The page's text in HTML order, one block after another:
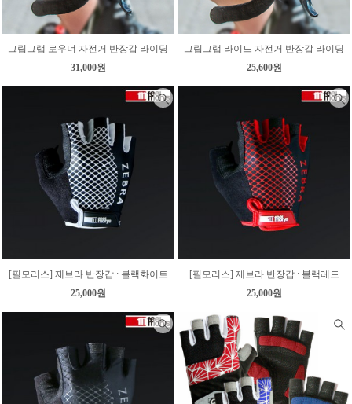
그립그랩 로우너 자전거 반장갑 라이딩
31,000원
그립그랩 라이드 자전거 반장갑 라이딩
25,600원
[필모리스] 제브라 반장갑 : 블랙화이트
25,000원
[필모리스] 제브라 반장갑 : 블랙레드
25,000원